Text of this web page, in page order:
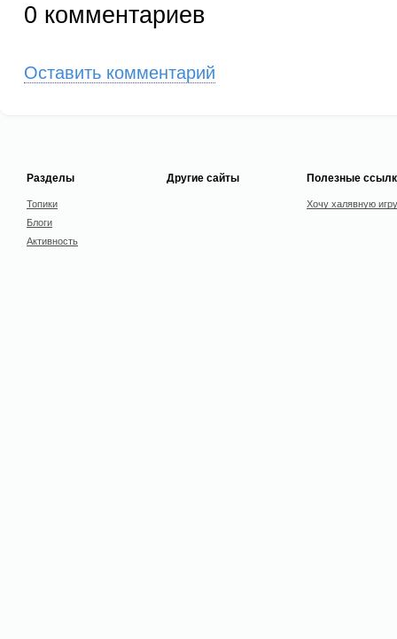
0 комментариев
Оставить комментарий
Разделы
Топики
Блоги
Активность
Другие сайты Полезные
Хочу халявную игру